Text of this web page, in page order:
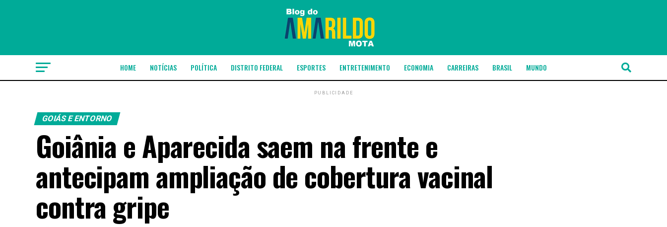
HOME NOTÍCIAS POLÍTICA DISTRITO FEDERAL ESPORTES ENTRETENIMENTO ECONOMIA CARREIRAS BRASIL MUNDO
PUBLICIDADE
GOIÁS E ENTORNO
Goiânia e Aparecida saem na frente e
antecipam ampliação de cobertura vacinal
contra gripe